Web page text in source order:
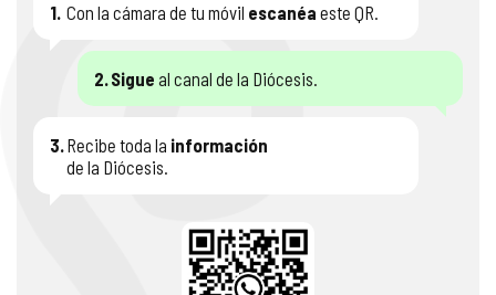
1. Con la cámara de tu móvil escanéa este QR.
2.Sigue al canal de la Diócesis.
3.Recibe toda la información
de la Diócesis.